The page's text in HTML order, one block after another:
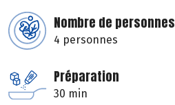
Nombre de personnes
4 personnes
Préparation
30 min